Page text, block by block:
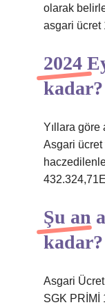
olarak
asgari ücret
2024
kadar?
Yıllara göre
Asgari
Şu an
kadar?
Asgari
SGK PRİMİ